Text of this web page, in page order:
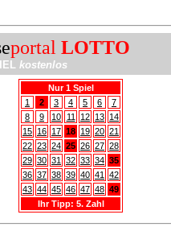
portal LOTTO
kostenlos
Nur 1 Spiel
1
2 3 4 5 6
7
8
9 10 11 12 13 14
15 16 17 18 19 20 21
22 23 24 25 26 27 28
29 30 31 32 33 34 35
36 37 38 39 40 41
42
43 44 45 46 47 48 49
Ihr Tipp: 5. Zahl